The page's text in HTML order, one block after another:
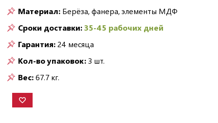
Материал: Берёза, фанера, элементы МДФ
Сроки доставки:35-45 рабочих дней
Гарантия:24 месяца
Кол-во упаковок:3 шт.
Вес:67.7 кг.